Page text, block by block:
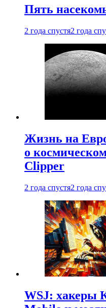
Пять
2 года спустя2 года
Жизнь на
о
Clipper
2 года спустя2 года
WSJ: хакеры